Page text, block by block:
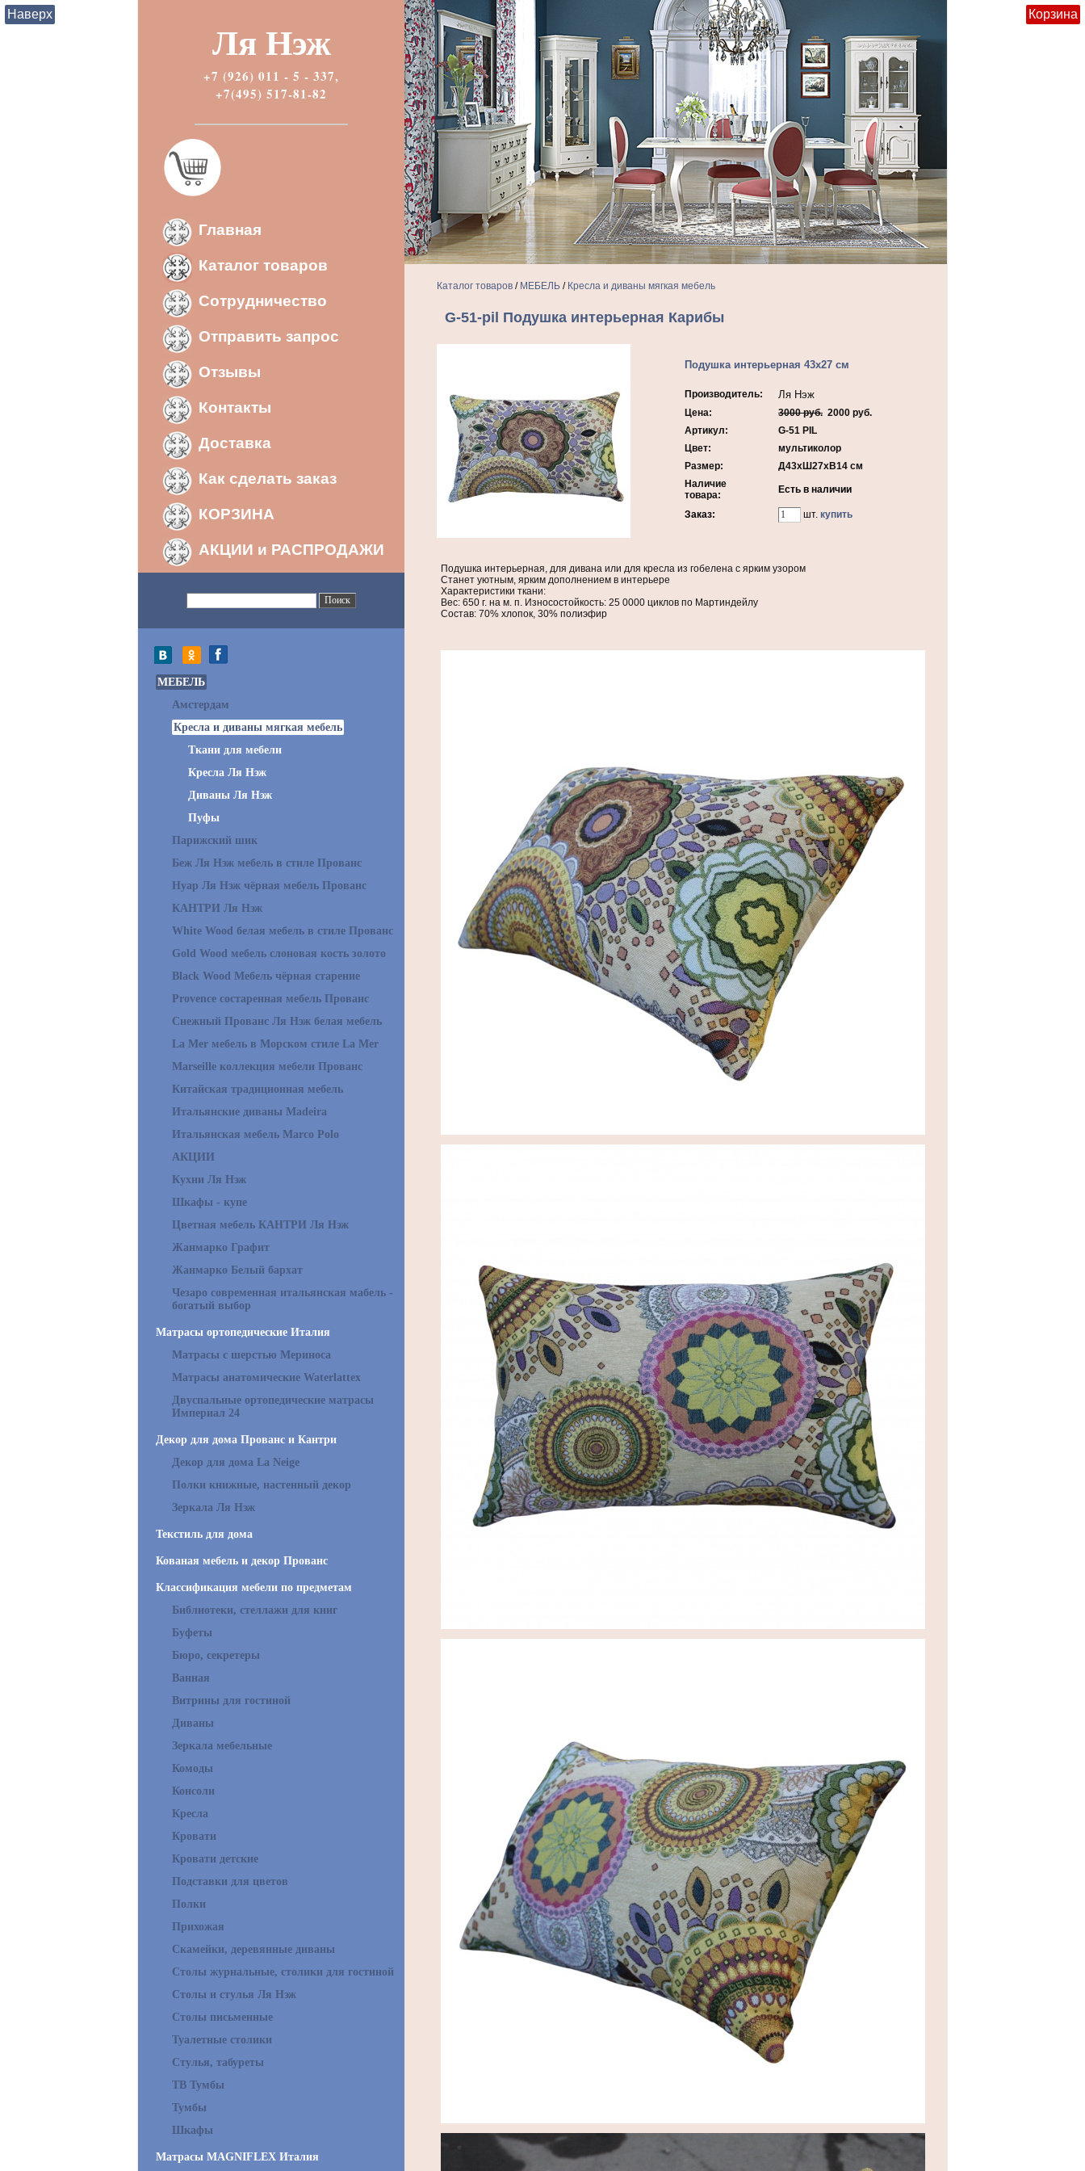
Ля Нэж
+7 (926) 011 - 5 - 337,
+7(495) 517-81-82
Главная
Каталог товаров
Сотрудничество
Отправить запрос
Отзывы
Контакты
Доставка
Как сделать заказ
КОРЗИНА
АКЦИИ и РАСПРОДАЖИ
МЕБЕЛЬ
Амстердам
Кресла и диваны мягкая мебель
Ткани для мебели
Кресла Ля Нэж
Диваны Ля Нэж
Пуфы
Парижский шик
Беж Ля Нэж мебель в стиле Прованс
Нуар Ля Нэж чёрная мебель Прованс
КАНТРИ Ля Нэж
White Wood белая мебель в стиле Прованс
Gold Wood мебель слоновая кость золото
Black Wood Мебель чёрная старение
Provence состаренная мебель Прованс
Снежный Прованс Ля Нэж белая мебель
La Mer мебель в Морском стиле La Mer
Marseille коллекция мебели Прованс
Китайская традиционная мебель
Итальянские диваны Madeira
Итальянская мебель Marco Polo
АКЦИИ
Кухни Ля Нэж
Шкафы - купе
Цветная мебель КАНТРИ Ля Нэж
Жанмарко Графит
Жанмарко Белый бархат
Чезаро современная итальянская мабель -
богатый выбор
Матрасы ортопедические Италия
Матрасы с шерстью Мериноса
Матрасы анатомические Waterlattex
Двуспальные ортопедические матрасы
Империал 24
Декор для дома Прованс и Кантри
Декор для дома La Neige
Полки книжные, настенный декор
Зеркала Ля Нэж
Текстиль для дома
Кованая мебель и декор Прованс
Классификация мебели по предметам
Библиотеки, стеллажи для книг
Буфеты
Бюро, секретеры
Ванная
Витрины для гостиной
Диваны
Зеркала мебельные
Комоды
Консоли
Кресла
Кровати
Кровати детские
Подставки для цветов
Полки
Прихожая
Скамейки, деревянные диваны
Столы журнальные, столики для гостиной
Столы и стулья Ля Нэж
Столы письменные
Туалетные столики
Стулья, табуреты
ТВ Тумбы
Тумбы
Шкафы
Матрасы MAGNIFLEX Италия
Каталог товаров / МЕБЕЛЬ / Кресла и диваны мягкая мебель
Корзина
G-51-pil Подушка интерьерная Карибы
Подушка интерьерная 43х27 см
Производитель: Ля Нэж
Цена: 3000 руб. 2000 руб.
Артикул:
G-51 PIL
Цвет:
мультиколор
Размер:
Д43хШ27хВ14 см
Наличие
товара:
Есть в наличии
Заказ: шт. купить
Подушка интерьерная, для дивана или для кресла из гобелена с ярким узором
Станет уютным, ярким дополнением в интерьере
Характеристики ткани:
Вес: 650 г. на м. п. Износостойкость: 25 0000 циклов по Мартиндейлу
Состав: 70% хлопок, 30% полиэфир
Наверх